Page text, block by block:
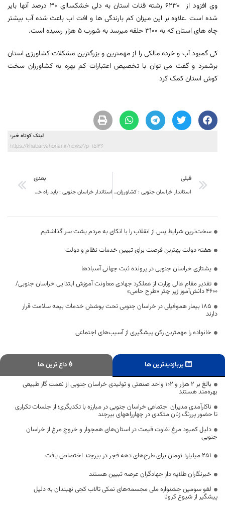
وی افزود از ۶۲۳۰ رشته قنات استان به دلی خشکساای ۳۰ درصد آنها بایر
شده است .علاوه بر این میزان کم بارندگی ها و افت اب باعث شده آب بیشتر
چاه های استان که به ۳۱۰۰ حلقه میرسد به شورب ۵ هزار رسیده است.
کی گمبود آب و خرده مالکی را از مهمترین و بزرگترین مشکلات کشاورزی استان
برشمرد و گفت می توان با تخصیص اعتبارات کم بهره به کشاورزان سخت
کوش استان کمک کرد
لینک کوتاه خبر:
https://khabarvahonar.ir/news/?p=15146
قبلی
استاندار خراسان جنوبی : کشاورزان مناطق مرزی باید مورد توجه ویژه قرار بگیرند
بعدی
استاندار خراسان جنوبی : باید راه خاندان محصل را برای نسل‌های آتی الگو سازی کرد
سخت‌ترین شرایط پس از انقلاب را با اتکای به مردم پشت سر گذاشتیم
هفته دولت بهترین فرصت برای تبیین خدمات نظام و دولت
یشتازی خراسان جنوبی در پرونده ثبت جهانی آسبادها
تقدیر مقام عالی وزارت از عملکرد جهادی معاونت آموزش ابتدایی خراسان جنوبی/
۴۶۰۰ دانش‌آموز زیر چتر «طرح حامی»
۱۸۵ بیمار هموفیلی در خراسان جنوبی تحت پوشش خدمات بیمه سلامت قرار
دارند
خانواده را مهمترین رکن پیشگیری از آسیب‌های اجتماعی
پربازدیدترین ها
داغ ترین ها
بالغ بر ۲ هزار و ۱۰۲ واحد صنعتی و تولیدی خراسان جنوبی از نعمت گاز طبیعی
بهره‌مند هستند
ناکارآمدی مدیران اجتماعی خراسان جنوبی در مبارزه با تکدیگری؛ از جلسات تکراری
تا حضور پررنگ زنان متکدی در چهارراههای بیرجند
دلیل کمبود مرغ تفاوت قیمت در استان‌های همجوار و خروج مرغ از خراسان
جنوبی
۲۵۱ میلیارد تومان برای طرح‌های دهه فجر در بیرجند اختصاص یافت
خبرنگاران طلایه دار جهادگران عرصه تبیین هستند
لغو سومین جشنواره ملی مجسمه‌های نمکی تالاب کجی نهبندان به دلیل
پیشگیر از شیوع کرونا